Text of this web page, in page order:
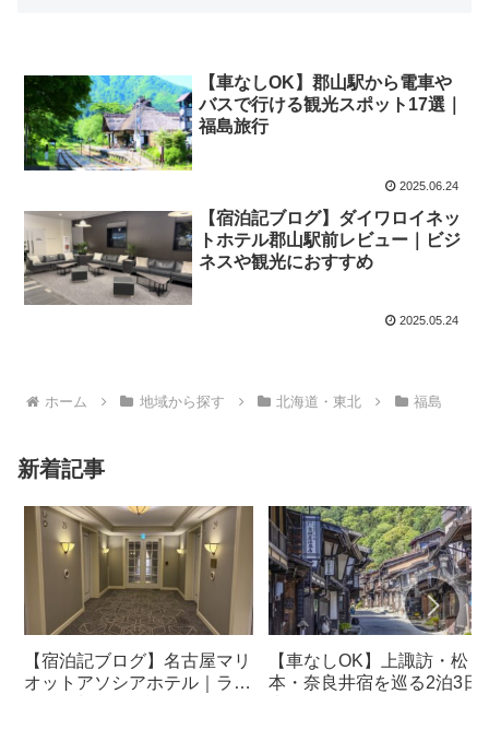
【車なしOK】郡山駅から電車や
バスで行ける観光スポット17選｜
福島旅行
2025.06.24
【宿泊記ブログ】ダイワロイネッ
トホテル郡山駅前レビュー｜ビジ
ネスや観光におすすめ
2025.05.24
ホーム 地域から探す 北海道・東北 福島
新着記事
【宿泊記ブログ】名古屋マリ
オットアソシアホテル｜ラウ
【車なしOK】上諏訪・松
本・奈良井宿を巡る2泊3日